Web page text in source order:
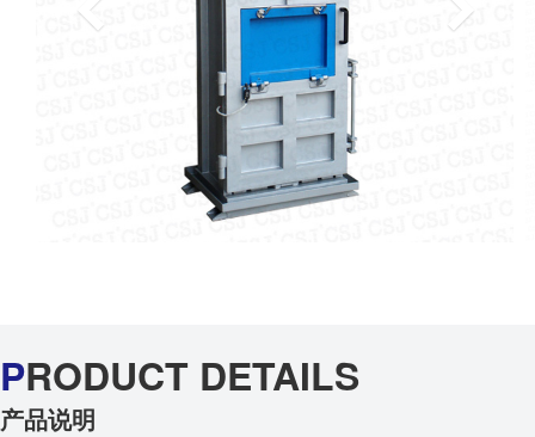
PRODUCT DETAILS
产品说明